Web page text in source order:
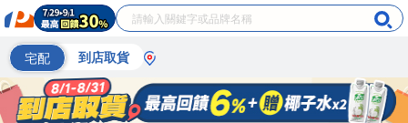
宅配 到店取貨